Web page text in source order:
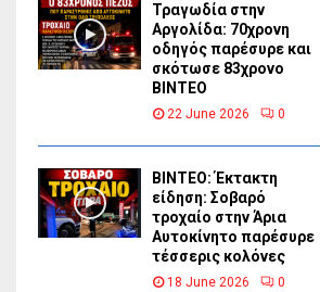
Τραγωδία στην
Αργολίδα: 70χρονη
οδηγός παρέσυρε και
σκότωσε 83χρονο
ΒΙΝΤΕΟ
22 June 2026 0
ΒΙΝΤΕΟ: Έκτακτη
είδηση: Σοβαρό
τροχαίο στην Άρια
Αυτοκίνητο παρέσυρε
τέσσερις κολόνες
18 June 2026 0